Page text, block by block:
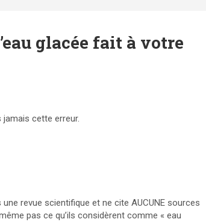
glacée fait à votre
cette erreur.
revue scientifique et ne cite AUCUNE sources
pas ce qu’ils considèrent comme « eau